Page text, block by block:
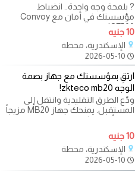
? بلمحة وجه واحدة.. انضباط
مؤسستك في أمان مع Convoy
CF500! هل تبحث عن حل يجمع بين
السرعة، النظافة،
10 جنيه
الإسكندرية، محطة
ارتقِ بمؤسستك مع جهاز بصمة
الوجه zkteco mb20!
ودّع الطرق التقليدية وانتقل إلى
المستقبل. يمنحك جهاز MB20 مزيجاً
عبقرياً بين التكنولوجيا المتطورة
10 جنيه
الإسكندرية، محطة